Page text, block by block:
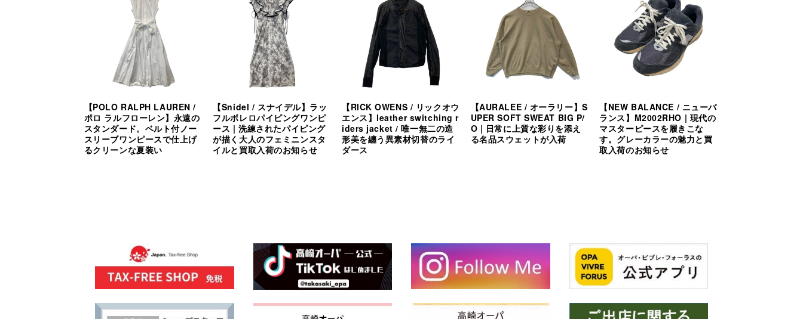
【POLO RALPH LAUREN /
ポロ ラルフローレン】永遠の
スタンダード。ベルト付ノー
スリーブワンピースで仕上げ
るクリーンな夏装い
【Snidel / スナイデル】ラッ
フルボレロパイピングワンピ
ース | 洗練されたパイピング
が描く大人のフェミニンスタ
イルと買取入荷のお知らせ
【RICK OWENS / リックオウ
エンス】leather switching r
iders jacket / 唯一無二の造
形美を纏う異素材切替のライ
ダース
【AURALEE / オーラリー】S
UPER SOFT SWEAT BIG P/
O | 日常に上質な彩りを添え
る名品スウェットが入荷
【NEW BALANCE / ニューバ
ランス】M2002RHO | 現代の
マスターピースを履きこな
す。グレーカラーの魅力と買
取入荷のお知らせ